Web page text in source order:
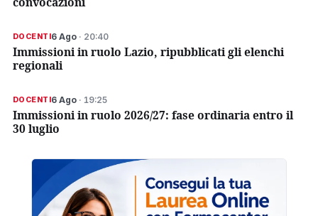
DOCENTI6 Ago· 20:40
Immissioni in ruolo Lazio, ripubblicati gli elenchi
regionali
DOCENTI6 Ago· 19:25
Immissioni in ruolo 2026/27: fase ordinaria entro il
30 luglio